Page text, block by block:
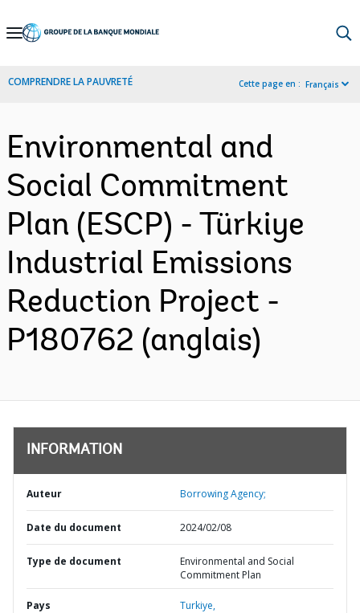
Skip
Navigation
COMPRENDRE LA PAUVRETÉ Cette page en : Français
Environmental and
Social Commitment
Plan (ESCP) - Türkiye
Industrial Emissions
Reduction Project -
P180762 (anglais)
INFORMATION
Auteur Borrowing Agency;
Date du document 2024/02/08
Type de document
Environmental and Social
Commitment Plan
Pays Turkiye,